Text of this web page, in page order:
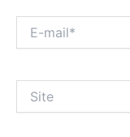
mail*